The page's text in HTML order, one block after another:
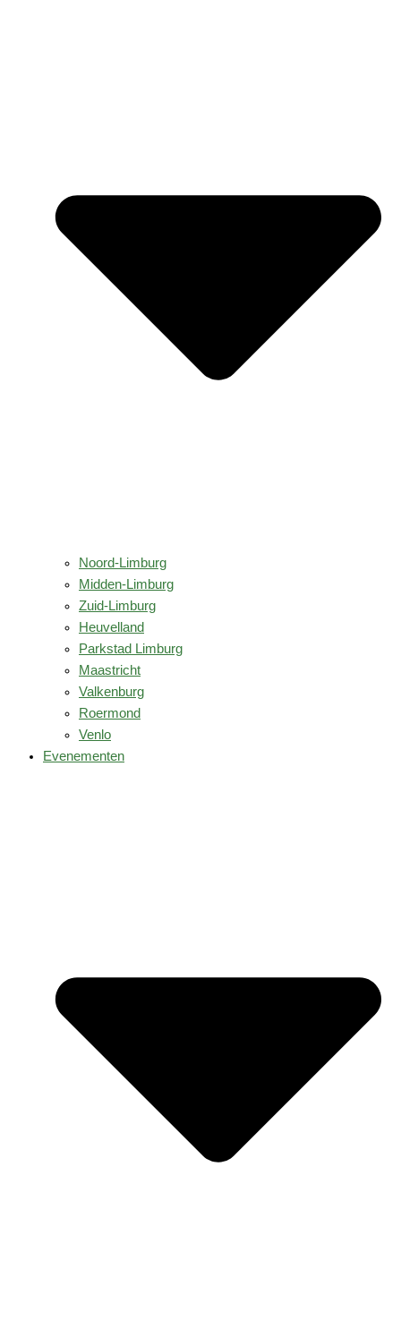
Noord-Limburg
Midden-Limburg
Zuid-Limburg
Heuvelland
Parkstad Limburg
Maastricht
Valkenburg
Roermond
Venlo
Evenementen